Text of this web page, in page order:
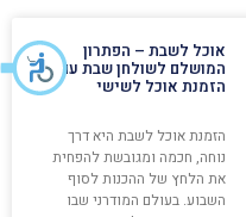
אוכל לשבת – הפתרון
המושלם לשולחן שבת עם
הזמנת אוכל לשישי
הזמנת אוכל לשבת היא דרך
נוחה, חכמה ומגובשת להפחית
את הלחץ של ההכנות לסוף
השבוע. בעולם המודרני שבו